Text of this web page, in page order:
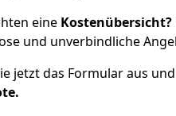
eine Kostenübersicht?
und unverbindliche
jetzt das Formular aus